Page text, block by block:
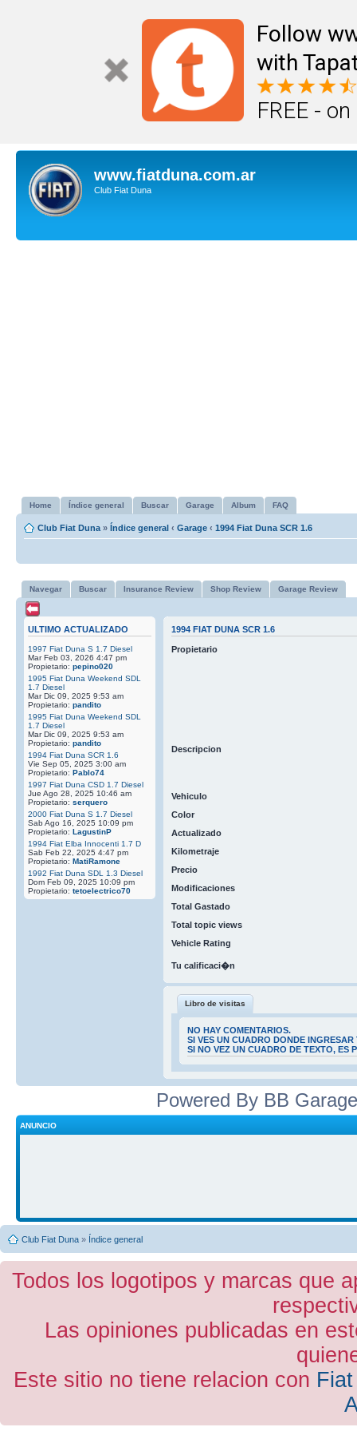
Follow
with
FREE -
www.fiatduna.com.ar
Club Fiat Duna
Home Índice general Buscar Garage Album FAQ
Club Fiat Duna » Índice general ‹ Garage ‹ 1994 Fiat Duna SCR 1.6
Navegar Buscar Insurance Review Shop Review Garage Review
ULTIMO ACTUALIZADO
1997 Fiat Duna S 1.7 Diesel
Mar Feb 03, 2026 4:47 pm
Propietario: pepino020
1995 Fiat Duna Weekend SDL
1.7 Diesel
Mar Dic 09, 2025 9:53 am
Propietario: pandito
1995 Fiat Duna Weekend SDL
1.7 Diesel
Mar Dic 09, 2025 9:53 am
Propietario: pandito
1994 Fiat Duna SCR 1.6
Vie Sep 05, 2025 3:00 am
Propietario: Pablo74
1997 Fiat Duna CSD 1.7 Diesel
Jue Ago 28, 2025 10:46 am
Propietario: serquero
2000 Fiat Duna S 1.7 Diesel
Sab Ago 16, 2025 10:09 pm
Propietario: LagustinP
1994 Fiat Elba Innocenti 1.7 D
Sab Feb 22, 2025 4:47 pm
Propietario: MatiRamone
1992 Fiat Duna SDL 1.3 Diesel
Dom Feb 09, 2025 10:09 pm
Propietario: tetoelectrico70
1994 FIAT DUNA SCR 1.6
Propietario
Descripcion
Vehiculo
Color
Actualizado
Kilometraje
Precio
Modificaciones
Total Gastado
Total topic views
Vehicle Rating
Tu calificaci�n
Libro de visitas
NO HAY COMENTARIOS.
SI VES UN CUADRO DONDE
SI NO VEZ UN CUADRO DE TEXTO, ES
Powered By BB
ANUNCIO
Club Fiat Duna » Índice general
Todos los logotipos y marcas que
Las opiniones publicadas en
Este sitio no tiene relacion con